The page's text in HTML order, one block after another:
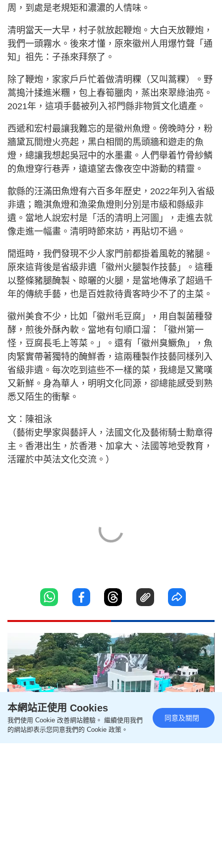
周，到處是老規矩和濃濃的人情味。
清明當天一大早，村子就放起鞭炮。大白天放鞭炮，
我們一頭霧水。後來才懂，原來徽州人用爆竹聲「通
知」祖先：子孫來拜祭了。
除了鞭炮，家家戶戶忙着做清明粿（又叫蒿粿）。野
蒿搗汁揉進米糰，包上春筍臘肉，蒸出來翠綠油亮。
2021年，這項手藝被列入祁門縣非物質文化遺產。
西遞和宏村最讓我難忘的是徽州魚燈。傍晚時分，粉
牆黛瓦間燈火亮起，黑白相間的馬頭牆和遊走的魚
燈，總讓我想起吳冠中的水墨畫。人們舉着竹骨紗鱗
的魚燈穿行巷弄，遠遠望去像夜空中游動的精靈。
歙縣的汪滿田魚燈有六百多年歷史，2022年列入省級
非遺；瞻淇魚燈和漁梁魚燈則分別是市級和縣級非
遺。當地人說宏村是「活的清明上河圖」，走進去就
像走進一幅畫。清明時節來訪，再貼切不過。
閒逛時，我們發現不少人家門前都掛着風乾的豬腿。
原來這背後是省級非遺「徽州火腿製作技藝」。這種
以整條豬腿醃製、晾曬的火腿，是當地傳承了超過千
年的傳統手藝，也是百姓款待貴客時少不了的主菜。
徽州美食不少，比如「徽州毛豆腐」，用自製菌種發
酵，煎後外酥內軟。當地有句順口溜：「徽州第一
怪，豆腐長毛上等菜。」。還有「徽州臭鱖魚」，魚
肉緊實帶著獨特的醃鮮香，這兩種製作技藝同樣列入
省級非遺。每次吃到這些不一樣的菜，我總是又驚嘆
又新鮮。身為華人，明明文化同源，卻總能感受到熟
悉又陌生的衝擊。
文：陳祖泳
（藝術史學家與藝評人，法國文化及藝術騎士勳章得
主。香港出生，於香港、加拿大、法國等地受教育，
活躍於中英法文化交流。）
Pause Unmute Loaded:
Picture-
本網站正使用 Cookies
我們使用 Cookie 改善網站體驗。 繼續使用我們
的網站即表示您同意我們的 Cookie 政策。
同意及關閉